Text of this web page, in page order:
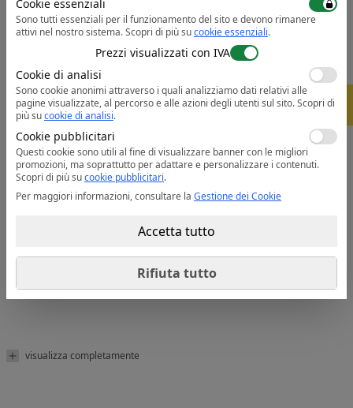
Outlet
B6313_OUT
Sottopiede Dry'n Air Scan&Fit
Record - Low
visualizza completamente
5%
Cookie essenziali
Sono tutti essenziali per il funzionamento del sito e devono rimanere
attivi nel nostro sistema.Scopri di più sucookie essenziali.
Prezzi visualizzati con IVA
Cookie di analisi
Sono cookie anonimi attraverso i quali analizziamo dati relativi alle
pagine visualizzate, al percorso e alle azioni degli utenti sul sito.Scopri di
più sucookie di analisi.
Cookie pubblicitari
Questi cookie sono utili al fine di visualizzare banner con le migliori
promozioni, ma soprattutto per adattare e personalizzare i contenuti.
Scopri di più sucookie pubblicitari.
Per maggiori informazioni, consultare la Gestione dei Cookie
Rifiuta tutto
Accetta tutto